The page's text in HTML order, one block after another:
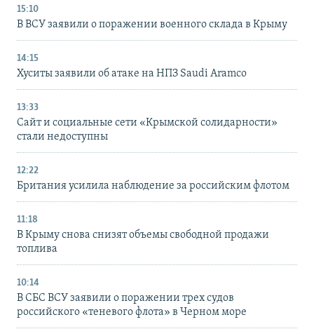
15:10
В ВСУ заявили о поражении военного склада в Крыму
14:15
Хуситы заявили об атаке на НПЗ Saudi Aramco
13:33
Сайт и социальные сети «Крымской солидарности»
стали недоступны
12:22
Британия усилила наблюдение за российским флотом
11:18
В Крыму снова снизят объемы свободной продажи
топлива
10:14
В СБС ВСУ заявили о поражении трех судов
российского «теневого флота» в Черном море